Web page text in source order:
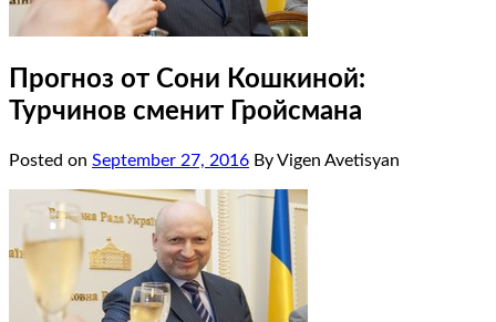
Прогноз от Сони Кошкиной:
Турчинов сменит Гройсмана
Posted on September 27, 2016 By Vigen Avetisyan